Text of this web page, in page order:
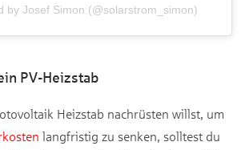
by Josef Simon (@solarstrom_simon)
PV-Heizstab
Heizstab nachrüsten willst, um
langfristig zu senken, solltest du